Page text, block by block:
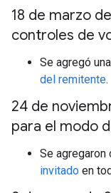
18 de marzo
controles de
Se agregó
del remitente.
24 de
para el modo
Se agregaron
invitado en